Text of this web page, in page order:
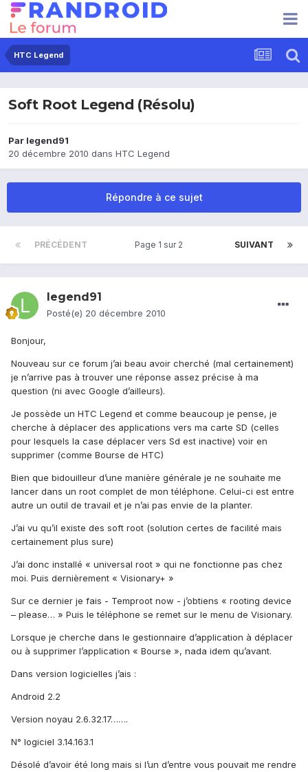
HTC Legend
Soft Root Legend (Résolu)
Par legend91
20 décembre 2010 dans HTC Legend
Répondre à ce sujet
PRÉCÉDENT SUIVANT
Page 1 sur 2
legend91
Posté(e) 20 décembre 2010
Bonjour,
Nouveau sur ce forum j’ai beau avoir cherché (mal certainement)
je n’arrive pas à trouver une réponse assez précise à ma
question (ni avec Google d’ailleurs).
Je possède un HTC Legend et comme beaucoup je pense, je
cherche à déplacer des applications vers ma carte SD (celles
pour lesquels la case déplacer vers Sd est inactive) voir en
supprimer (comme Bourse de HTC)
Bien que bidouilleur d’une manière générale je ne souhaite me
lancer dans un root complet de mon téléphone. Celui-ci est entre
autre un outil de travail et je n’ai pas envie de la planter.
J’ai vu qu’il existe des soft root (solution certes de facilité mais
certainement plus sure)
J’ai donc installé « universal root » qui ne fonctionne pas chez
moi. Puis dernièrement « Visionary+ »
Sur ce dernier je fais - Temproot now - j’obtiens « rooting device
– please… » Puis le téléphone se remet sur le menu de Visionary.
Lorsque je cherche dans le gestionnaire d’application à déplacer
ou à supprimer l’application « Bourse », nada idem qu’avant.
Dans version logicielles j’ais :
Android 2.2
Version noyau 2.6.32.17…….
N° logiciel 3.14.163.1
Désolé d’avoir été long mais si l’un d’entre vous pouvait me rendre